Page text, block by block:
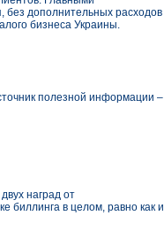
без дополнительных расходов
бизнеса Украины.
полезной информации –
наград от
биллинга в целом, равно как и